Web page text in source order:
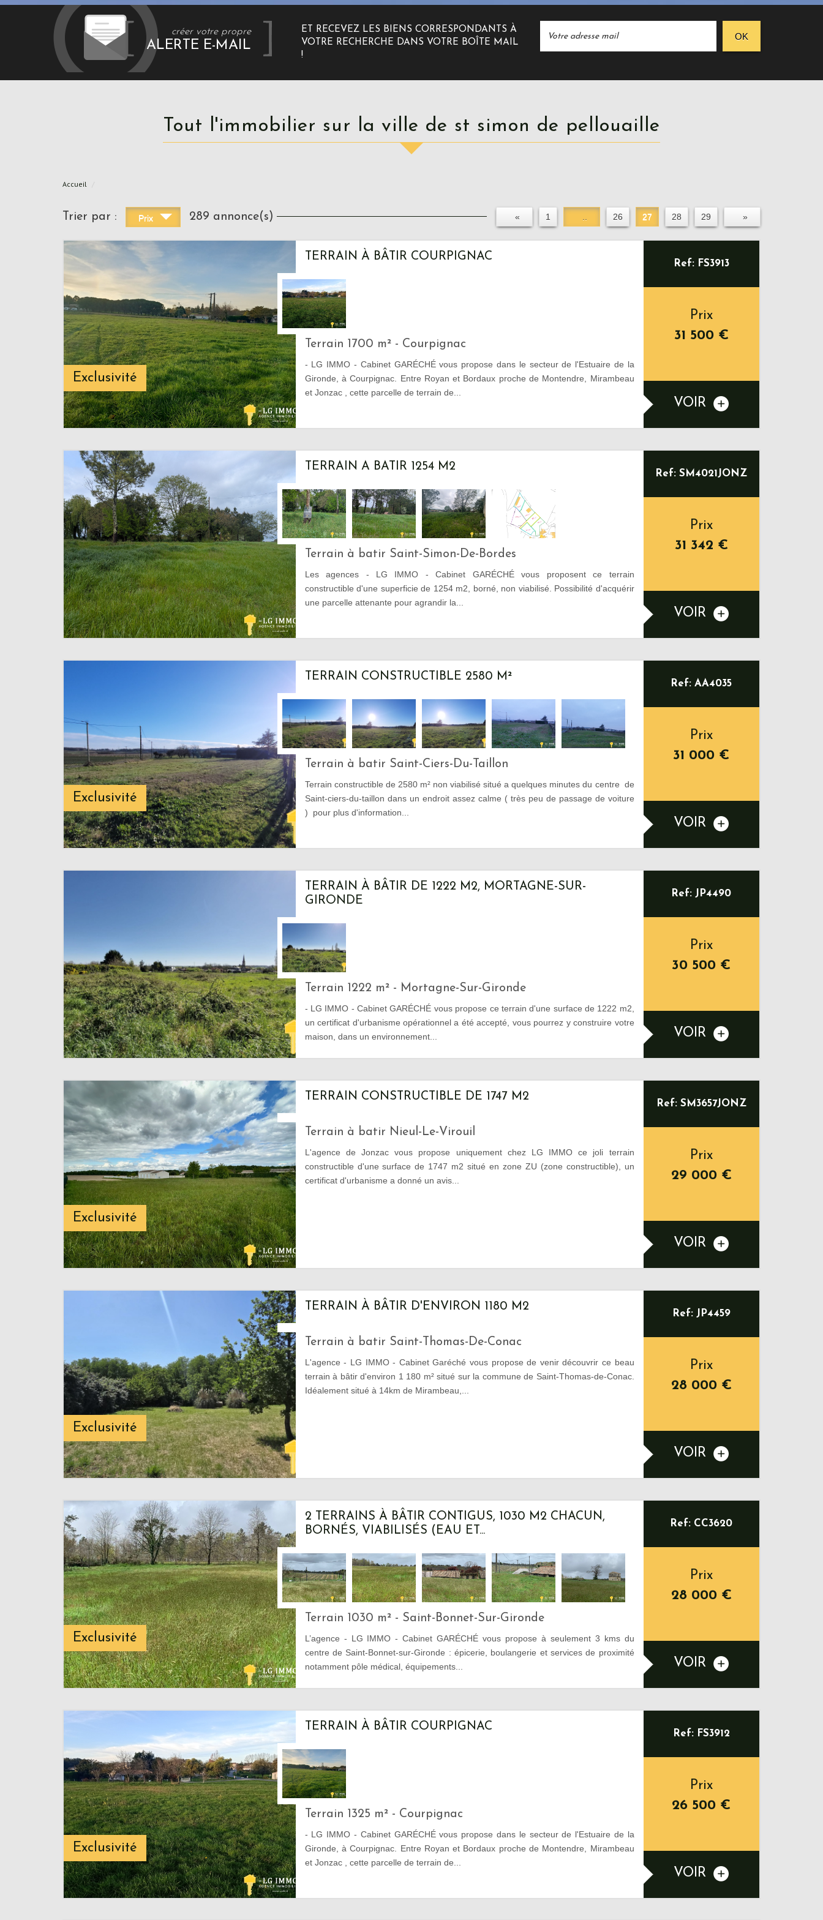
créer votre propre
ALERTE E-MAIL
ET RECEVEZ LES BIENS CORRESPONDANTS À
VOTRE RECHERCHE DANS VOTRE BOÎTE MAIL
!
OK
Tout l'immobilier sur la ville de st simon de pellouaille
Accueil
Trier par : Prix 289 annonce(s) « 1 26 27 28 29 »
Exclusivité
TERRAIN À BÂTIR COURPIGNAC
Terrain 1700 m² - Courpignac
- LG IMMO - Cabinet GARÉCHÉ vous propose dans le secteur de l'Estuaire de la
Gironde, à Courpignac. Entre Royan et Bordaux proche de Montendre, Mirambeau
et Jonzac , cette parcelle de terrain de...
Ref: FS3913
Prix
31 500 €
VOIR
TERRAIN A BATIR 1254 M2
Terrain à batir Saint-Simon-De-Bordes
Les agences - LG IMMO - Cabinet GARÉCHÉ vous proposent ce terrain
constructible d'une superficie de 1254 m2, borné, non viabilisé. Possibilité d'acquérir
une parcelle attenante pour agrandir la...
Ref: SM4021JONZ
Prix
31 342 €
VOIR
Exclusivité
TERRAIN CONSTRUCTIBLE 2580 M²
Terrain à batir Saint-Ciers-Du-Taillon
Terrain constructible de 2580 m² non viabilisé situé a quelques minutes du centre de
Saint-ciers-du-taillon dans un endroit assez calme ( très peu de passage de voiture
) pour plus d'information...
Ref: AA4035
Prix
31 000 €
VOIR
TERRAIN À BÂTIR DE 1222 M2, MORTAGNE-SUR-
GIRONDE
Terrain 1222 m² - Mortagne-Sur-Gironde
- LG IMMO - Cabinet GARÉCHÉ vous propose ce terrain d'une surface de 1222 m2,
un certificat d'urbanisme opérationnel a été accepté, vous pourrez y construire votre
maison, dans un environnement...
Ref: JP4490
Prix
30 500 €
VOIR
Exclusivité
TERRAIN CONSTRUCTIBLE DE 1747 M2
Terrain à batir Nieul-Le-Virouil
L'agence de Jonzac vous propose uniquement chez LG IMMO ce joli terrain
constructible d'une surface de 1747 m2 situé en zone ZU (zone constructible), un
certificat d'urbanisme a donné un avis...
Ref: SM3657JONZ
Prix
29 000 €
VOIR
Exclusivité
TERRAIN À BÂTIR D'ENVIRON 1180 M2
Terrain à batir Saint-Thomas-De-Conac
L'agence - LG IMMO - Cabinet Garéché vous propose de venir découvrir ce beau
terrain à bâtir d'environ 1 180 m² situé sur la commune de Saint-Thomas-de-Conac.
Idéalement situé à 14km de Mirambeau,...
Ref: JP4459
Prix
28 000 €
VOIR
Exclusivité
2 TERRAINS À BÂTIR CONTIGUS, 1030 M2 CHACUN,
BORNÉS, VIABILISÉS (EAU ET...
Terrain 1030 m² - Saint-Bonnet-Sur-Gironde
L’agence - LG IMMO - Cabinet GARÉCHÉ vous propose à seulement 3 kms du
centre de Saint-Bonnet-sur-Gironde : épicerie, boulangerie et services de proximité
notamment pôle médical, équipements...
Ref: CC3620
Prix
28 000 €
VOIR
Exclusivité
TERRAIN À BÂTIR COURPIGNAC
Terrain 1325 m² - Courpignac
- LG IMMO - Cabinet GARÉCHÉ vous propose dans le secteur de l'Estuaire de la
Gironde, à Courpignac. Entre Royan et Bordaux proche de Montendre, Mirambeau
et Jonzac , cette parcelle de terrain de...
Ref: FS3912
Prix
26 500 €
VOIR